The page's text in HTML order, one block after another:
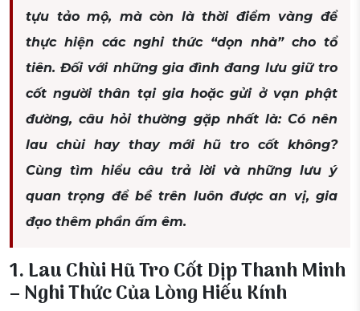
tựu tảo mộ, mà còn là thời điểm vàng để
thực hiện các nghi thức “dọn nhà” cho tổ
tiên. Đối với những gia đình đang lưu giữ tro
cốt người thân tại gia hoặc gửi ở vạn phật
đường, câu hỏi thường gặp nhất là: Có nên
lau chùi hay thay mới hũ tro cốt không?
Cùng tìm hiểu câu trả lời và những lưu ý
quan trọng để bề trên luôn được an vị, gia
đạo thêm phần ấm êm.
1. Lau Chùi Hũ Tro Cốt Dịp Thanh Minh
– Nghi Thức Của Lòng Hiếu Kính